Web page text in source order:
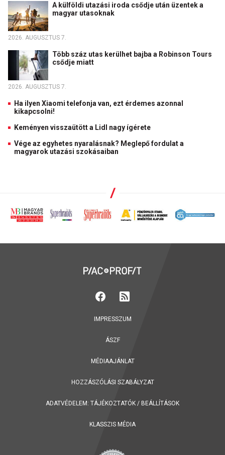
A külföldi utazási iroda csődje után üzentek a
magyar utasoknak
2026. AUGUSZTUS 7.
Több száz utas kerülhet bajba a Robinson Tours
csődje miatt
2026. AUGUSZTUS 7.
Ha ilyen Xiaomi telefonja van, ezt érdemes azonnal
kikapcsolni!
Keményen visszaütött a Lidl nagy ígérete
Vége az egyhetes nyaralásnak? Meglepő fordulat a
magyarok utazási szokásaiban
IMPRESSZUM
ÁSZF
MÉDIAAJÁNLAT
HOZZÁSZÓLÁSI SZABÁLYZAT
ADATVÉDELEM: TÁJÉKOZTATÓK / BEÁLLÍTÁSOK
KLASSZIS MÉDIA